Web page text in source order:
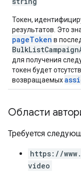
Токен,
результатов. Это
pageToken в
для получения
токен будет
возвращаемых
Области
Требуется
https://
video